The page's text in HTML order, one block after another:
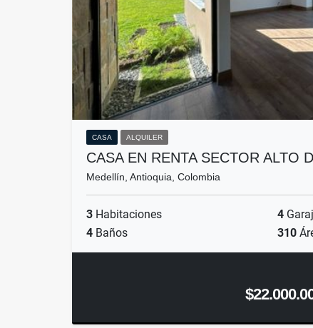
CASA ALQUILER
CASA EN RENTA SECTOR ALTO
Medellín, Antioquia, Colombia
3 Habitaciones 4
4 Baños 310